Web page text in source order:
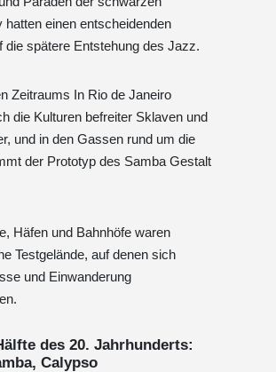
hatten einen entscheidenden
die spätere Entstehung des Jazz.
Zeitraums In Rio de Janeiro
die Kulturen befreiter Sklaven und
und in den Gassen rund um die
der Prototyp des Samba Gestalt
Häfen und Bahnhöfe waren
Testgelände, auf denen sich
und Einwanderung
des 20. Jahrhunderts:
Calypso